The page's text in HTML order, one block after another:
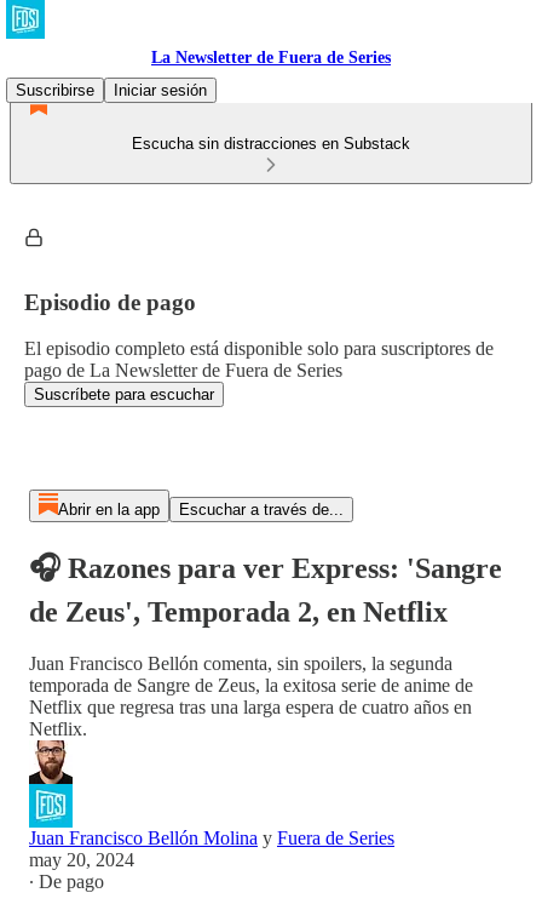
La Newsletter de Fuera de Series
Suscribirse
Iniciar sesión
Escucha sin distracciones en Substack
Episodio de pago
El episodio completo está disponible solo para suscriptores de
pago de La Newsletter de Fuera de Series
Suscríbete para escuchar
Abrir en la app Escuchar a través de...
🎧 Razones para ver Express: 'Sangre
de Zeus', Temporada 2, en Netflix
Juan Francisco Bellón comenta, sin spoilers, la segunda
temporada de Sangre de Zeus, la exitosa serie de anime de
Netflix que regresa tras una larga espera de cuatro años en
Netflix.
Juan Francisco Bellón Molina y Fuera de Series
may 20, 2024
∙ De pago